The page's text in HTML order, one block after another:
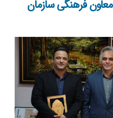
فرهنگی سازمان